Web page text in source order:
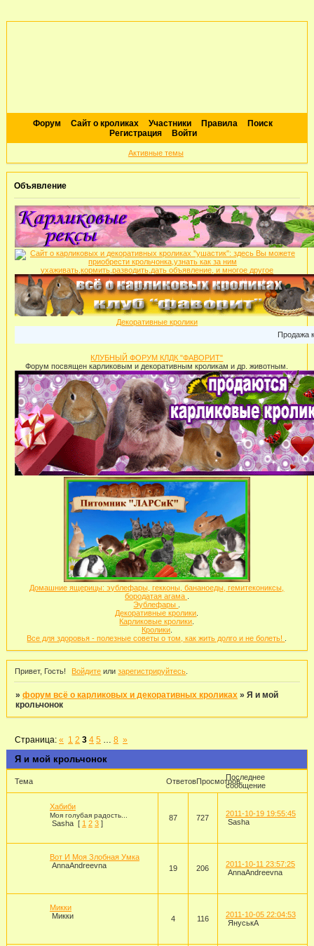
Форум Сайт о кроликах Участники Правила
Поиск
Регистрация
Войти
Активные темы
Объявление
Декоративные кролики
Продажа
КЛУБНЫЙ ФОРУМ КЛДК "ФАВОРИТ"
Форум посвящен карликовым и декоративным кроликам и др. животным.
Домашние ящерицы: эублефары, гекконы, бананоеды, гемитекониксы,
бородатая агама
Эублефары
Декоративные кролики
Карликовые кролики
Кролики.
Все для здоровья - полезные советы о том, как жить долго и не болеть!
Привет, Гость! Войдите илизарегистрируйтесь
»форум всё о карликовых и декоративных кроликах »Я и мой
крольчонок
Я и мой крольчонок
Страница:« 1 2 3 4 5 … 8 »
Тема ОтветовПросмотровПоследнее
сообщение
Хабиби
Моя голубая радость...
Sasha [ 1 2 3 ]
87 727
2011-10-19 19:55:45
Sasha
Вот И Моя Злобная Умка
AnnaAndreevna
19 206
2011-10-11 23:57:25
AnnaAndreevna
Микки
Микки
4 116
2011-10-05 22:04:53
ЯнуськА